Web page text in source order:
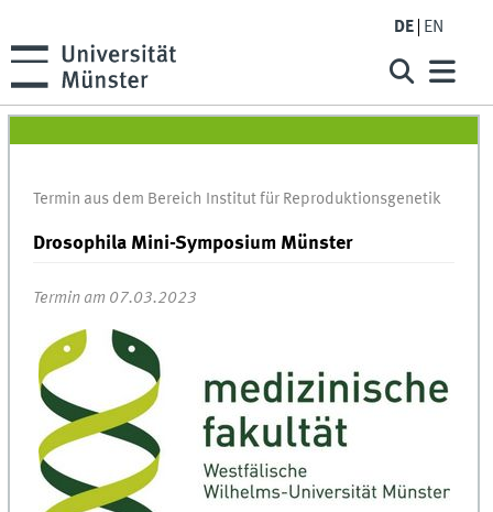
DE EN
Termin aus dem Bereich Institut für Reproduktionsgenetik
Drosophila Mini-Symposium Münster
Termin am 07.03.2023